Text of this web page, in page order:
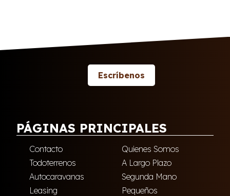
Escríbenos
PÁGINAS PRINCIPALES
Contacto
Quienes Somos
Todoterrenos
A Largo Plazo
Autocaravanas
Segunda Mano
Leasing
Pequeños